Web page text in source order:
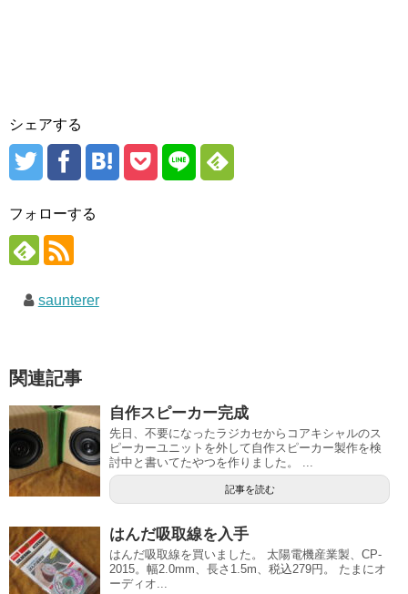
シェアする
フォローする
saunterer
関連記事
自作スピーカー完成
先日、不要になったラジカセからコアキシャルのス
ピーカーユニットを外して自作スピーカー製作を検
討中と書いてたやつを作りました。 ...
記事を読む
はんだ吸取線を入手
はんだ吸取線を買いました。 太陽電機産業製、CP-
2015。幅2.0mm、長さ1.5m、税込279円。 たまにオ
ーディオ...